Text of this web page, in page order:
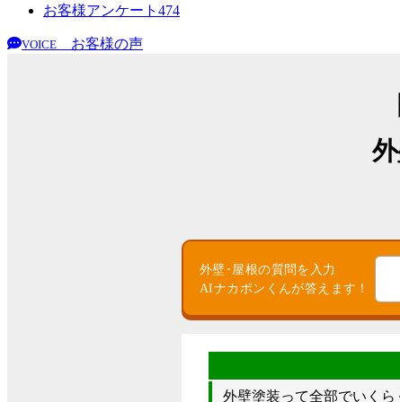
お客様アンケート 474
VOICE お客様の声
外壁･屋根の質問を入力
AIナカポンくんが答えます！
外壁塗装って全部でいくら